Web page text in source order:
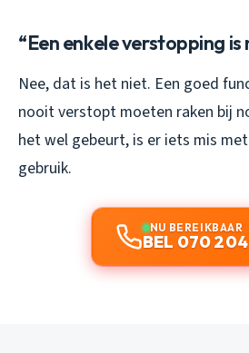
“Een enkele verstopping
Nee, dat is het niet. Een goed
nooit verstopt moeten raken bij
het wel gebeurt, is er iets mis
gebruik.
NU BEREIKBAAR
BEL 070 204